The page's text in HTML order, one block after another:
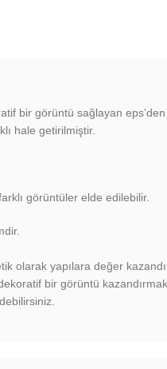
bir görüntü sağlayan
hale getirilmiştir.
görüntüler elde edilebilir.
olarak yapılara değer
bir görüntü